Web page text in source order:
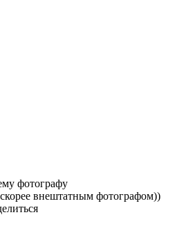
фотографу
внештатным фотографом))